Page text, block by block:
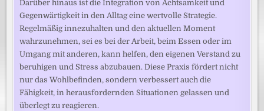
Darüber hinaus ist die Integration von Achtsamkeit und
Gegenwärtigkeit in den Alltag eine wertvolle Strategie.
Regelmäßig innezuhalten und den aktuellen Moment
wahrzunehmen, sei es bei der Arbeit, beim Essen oder im
Umgang mit anderen, kann helfen, den eigenen Verstand zu
beruhigen und Stress abzubauen. Diese Praxis fördert nicht
nur das Wohlbefinden, sondern verbessert auch die
Fähigkeit, in herausfordernden Situationen gelassen und
überlegt zu reagieren.